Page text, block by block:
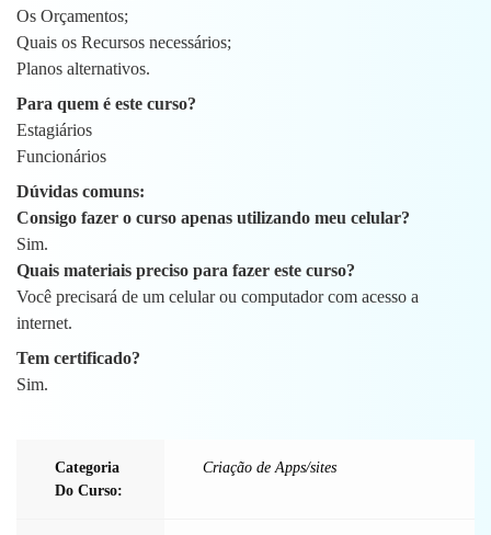
Os Orçamentos;
Quais os Recursos necessários;
Planos alternativos.
Para quem é este curso?
Estagiários
Funcionários
Dúvidas comuns:
Consigo fazer o curso apenas utilizando meu celular?
Sim.
Quais materiais preciso para fazer este curso?
Você precisará de um celular ou computador com acesso a
internet.
Tem certificado?
Sim.
Categoria
Do Curso:
Criação de Apps/sites